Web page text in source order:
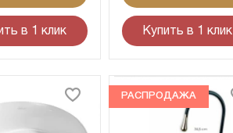
в 1 клик Купить в 1 клик
РАСПРОДАЖА